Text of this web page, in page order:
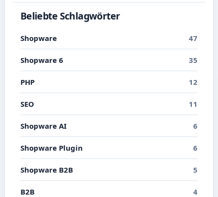
Beliebte Schlagwörter
Shopware 47
Shopware 6 35
PHP 12
SEO 11
Shopware AI 6
Shopware Plugin 6
Shopware B2B 5
B2B 4